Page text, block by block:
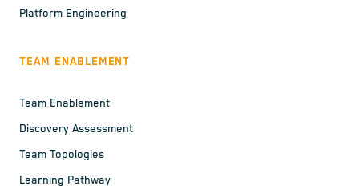
Platform Engineering
TEAM ENABLEMENT
Team Enablement
Discovery Assessment
Team Topologies
Learning Pathway